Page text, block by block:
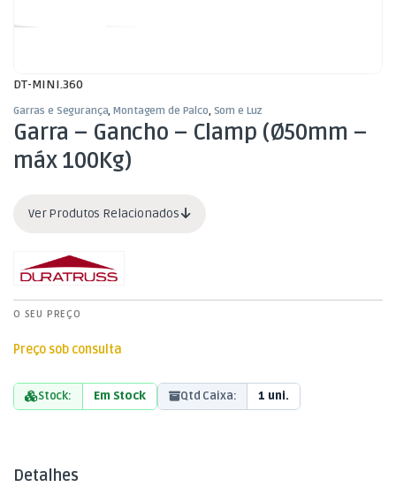
DT-MINI.360
Garras e Segurança,Montagem de Palco, Som e Luz
Garra – Gancho – Clamp (Ø50mm –
máx 100Kg)
Ver Produtos Relacionados
O SEU PREÇO
Preço sob consulta
Stock: Em Stock Qtd Caixa: 1 uni.
Detalhes